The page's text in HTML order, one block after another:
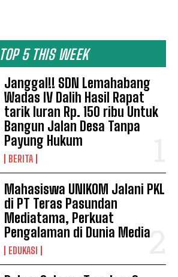
TOP 5 THIS WEEK
Janggal!! SDN Lemahabang
Wadas IV Dalih Hasil Rapat
tarik Iuran Rp. 150 ribu Untuk
Bangun Jalan Desa Tanpa
Payung Hukum
BERITA
Mahasiswa UNIKOM Jalani PKL
di PT Teras Pasundan
Mediatama, Perkuat
Pengalaman di Dunia Media
EDUKASI